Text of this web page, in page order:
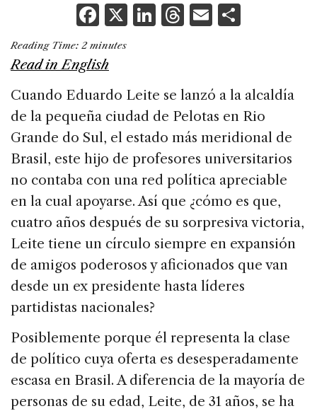
F
a
c
e
b
o
o
k
X Li
dI
n
T
d
s
E
e
Reading Time: 2 minutes
Read in English
Cuando Eduardo Leite se lanzó a la alcaldía
de la pequeña ciudad de Pelotas en Rio
Grande do Sul, el estado más meridional de
Brasil, este hijo de profesores universitarios
no contaba con una red política apreciable
en la cual apoyarse. Así que ¿cómo es que,
cuatro años después de su sorpresiva victoria,
Leite tiene un círculo siempre en expansión
de amigos poderosos y aficionados que van
desde un ex presidente hasta líderes
partidistas nacionales?
Posiblemente porque él representa la clase
de político cuya oferta es desesperadamente
escasa en Brasil. A diferencia de la mayoría de
personas de su edad, Leite, de 31 años, se ha